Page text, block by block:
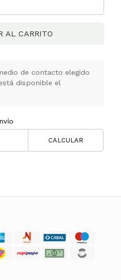
AL CARRITO
de contacto elegido
disponible el
CALCULAR